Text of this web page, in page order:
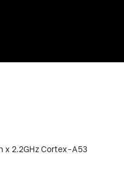
x 2.2GHz Cortex-A53